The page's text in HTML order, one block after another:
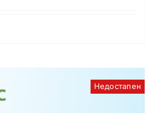
Недостапен